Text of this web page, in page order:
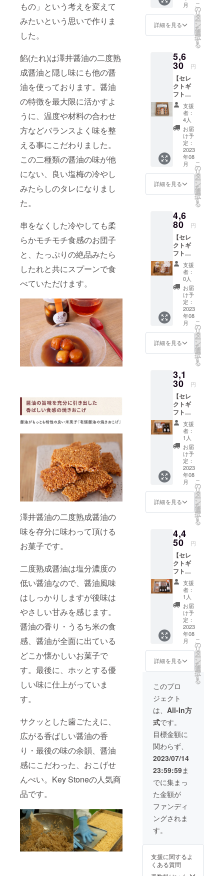
もの」という考えを変えて
みたいという思いで作りま
した。
餡(たれ)は澤井醤油の二度熟
成醤油と隠し味にも他の醤
油を使っております。醤油
の特徴を最大限に活かすよ
うに、温度や材料の合わせ
方などバランスよく味を整
える事にこだわりました。
この二種類の醤油の味が他
にない、良い塩梅の冷やし
みたらしのタレになりまし
た。
串をなくした冷やしても柔
らかモチモチ食感のお団子
と、たっぷりの絶品みたら
したれと共にスプーンで食
べていただけます。
澤井醤油の二度熟成醤油の
味を存分に味わって頂ける
お菓子です。
二度熟成醤油は塩分濃度の
低い醤油なので、醤油風味
はしっかりしますが後味は
やさしい甘みを感じます。
醤油の香り・うるち米の食
感、醤油が全面に出ている
どこか懐かしいお菓子で
す。最後に、ホッとする優
しい味に仕上がっていま
す。
サクッとした歯ごたえに、
広がる香ばしい醤油の香
り・最後の味の余韻、醤油
感にこだわった、おこげせ
んべい。Key Stoneの人気商
品です。
さい。
造工場
では海
卵、落
花生を
含む製
品と同
一ライ
ンで製
造して
いま
す。 ※
原材料
及び添
加物等
の食品
表示は
お届け
商品の
ラベル
に表記
されま
品開封
前には
必ずお
届けの
リター
ンに貼
付され
たラベ
ルや注
意書き
をご確
認くだ
さい。
期限：
製造日
日 保存
方法：
温多湿
をお避
けくだ
さい。
備考：
本品製
造工場
ではえ
び･落花
生を含
む製品
と同一
ライン
で製造
※原材料
及び添
の食品
表示は
お届け
商品の
ラベル
に表記
されま
す。 商
品開封
前には
必ずお
届けの
リター
ンに貼
付され
たラベ
ルや注
意書き
をご確
さい。
費税込
商品は
プロ
日から8
月末ま
でに順
次お届
け致し
ます。
※こちら
の商品
はクー
ル便で
の発送
になり
ます。
【商品
情報】
量：3個
賞味期
り4日
保存方
法：
【要冷
蔵】
10℃以
下で保
存 ※原
材料及
び添加
物等の
食品表
示はお
届け商
表記さ
れま
品開封
前には
必ずお
届けの
リター
ンに貼
付され
たラベ
ルや注
意書き
をご確
認くだ
さい。
す。
（送
料・消
プロ
ジェク
日から8
月末ま
でに順
次お届
け致し
ます。
※こちら
の商品
はクー
ル便で
の発送
になり
【商品
情報】
チュラ
ルチー
ズ 内容
量：75
ｇ 賞味
期限：
製造日
より90
日 保存
方法：
【要冷
蔵】
10℃以
下で保
存 ※原
び添加
物等の
届け商
品のラ
ベルに
表記さ
れま
す。 商
品開封
前には
必ずお
届けの
リター
ンに貼
付され
たラベ
をご確
認くだ
役にま
わり、
少し固
れをス
ナック
感覚で
味わっ
て頂け
る様な
軽い
タッチ
のあら
れを作
りまし
た。
（送
料・消
費税込
み） ※
商品は
日から8
月末ま
次お届
け致し
ます。
【商品
情報】
（玄米
甘し醤
油あら
れ・青
のりだ
し醤油
あら
豆だし
醤油あ
量：各
30ｇ（1
袋） 賞
味期
限：製
造日よ
り4ヶ月
保存方
法：直
射日
光、高
温多湿
をお避
けくだ
さい。
本品製
造工場
む製品
と同一
ライン
で製造
してい
ます。
※原材料
及び添
加物等
の食品
表示は
お届け
商品の
ラベル
す。 商
品開封
必ずお
届けの
リター
ンに貼
付され
たラベ
ルや注
意書き
をご確
認くだ
さい。
と…？
スッキ
リとし
たキャ
ラメル
トに変
身しま
す。食
感は滑
らかで
口どけ
が良
く、後
味が
スッキ
リとし
て口の
中に甘
さが残
りにく
いジェ
ラート
の相性
も抜群
です。
醬油の
相性の
良さは
米菓子
だけで
なく生
クリー
ムや牛
乳との
相性良
い事が
とても
わかる
スイー
食べて
いただ
おわか
りいた
だける
ので、
ぜひ一
度ご賞
味くだ
さい。
（送
料・消
費税込
み） ※
の商品
は冷凍
なりま
す。 ※
商品は
プロ
ジェク
ト終了
日から8
月末ま
でに順
次お届
け致し
ます。
【商品
情報】
種類
イスミ
ルク 内
104ml
無脂乳
固形
分：
9.6％ 乳
脂肪
分：
6.4％ 保
存方
法：
【要冷
凍】-18
℃以下
で保存
して下
さい ※
原材料
及び添
表示は
お届け
商品の
ラベル
月
詳細を見る
こ
の
リ
タ
ー
ン
を
選
択
す
る
5,6
30 円
【セレ
クトギ
フト
セット
A】
・冷や
しみた
らし
（きな
付） 6
個 ・醤
油 和ク
リーム
チー
ズ 2個
みたら
し 澤井
醤油の
二種類
の醤油
を贅沢
に使っ
たこだ
わりの
「冷や
しみた
らし」
は、冷
やして
も固く
ならな
い白玉
やして
も柔ら
かモチ
モチ食
感のお
団子に
絶品み
たらし
たれを
たっぷ
り付け
てお召
し上が
りいた
だけま
す。 ■
醤油 和
道産の
クリー
ズを、
二度熟
成醤油
に漬け
込みま
した。
チーズ
と醤油
の香り
がマッ
チした
絶品ク
チーズ
です。
おつま
ピッタ
リの一
す。
（送
料・消
費税込
み） ※
商品は
プロ
ジェク
ト終了
日から8
月末ま
でに順
次お届
※こちら
の商品
はクー
ル便で
支援
者：
4人
お届
け予
定：
2023
年08
月
詳細を見る
こ
の
リ
タ
ー
ン
を
選
択
す
る
4,6
80 円
【セレ
クトギ
フト
セット
B】
・醤油
クロ
ワッサ
ンパ
イ 3個
入×2袋
・メー
プル＆
バター
フィナ
ン
個 ・オ
レンジ
とチョ
コの
フィナ
ン
シェ 3
個入×2
袋 ・
ピッコ
ロドル
チェ
アップ
ル＆パ
イン
味 4個
・ピッ
ゴー＆
ライチ
味 4個
■醤油ク
ロワッ
サンパ
イ バ
ター
シュ
ガーの
上にみ
たらし
の餡(た
れ)を
コー
ティン
グした
ンの形
一口サ
イズの
パイで
す。 パ
リッと
した食
感、醤
油の香
油とバ
ター・
砂糖と
のバラ
ンスが
絶妙な
クロ
です。
（送
料・消
費税込
支援
者：
0人
お届
け予
定：
2023
年08
月
詳細を見る
こ
の
リ
タ
ー
ン
を
選
択
す
る
3,1
30 円
【セレ
クトギ
フト
セット
C】
・老舗
醤油の
焼きお
こげ 2
袋 ・二
度熟成
醤油
100ml
1本
・京さ
しみ醤
100ml
1本 ■
老舗醤
油の焼
きおこ
げ 醤油
の旨味
を充分
に引き
出した
香ばし
い食感
の焼き
おこげ
です。
塩分濃
度の低
ていま
すの
で、醤
油風味
はしっ
かりし
ますが
後味は
やさし
い甘み
を感じ
ます。
醤油の
香り・
うるち
米の食
感、醤
油が全
どこか
いお菓
子で
支援
者：
1人
お届
け予
定：
2023
年08
月
詳細を見る
こ
の
リ
タ
ー
ン
を
選
択
す
る
4,4
50 円
【セレ
クトギ
フト
セット
D】
・老舗
醤油の
焼きお
こげ 2
袋 ・醤
油クロ
ワッサ
ンパ
イ 3個
入×1袋
・二度
熟成醤
油
100ml
1本
・京さ
しみ醤
油
100ml
1本
・京淡
口醤油
100ml
1本
・だし
わり
しょう
ゆ
300ml
油の焼
げ 醤油
の旨味
支援
者：
1人
お届
け予
定：
2023
年08
月
詳細を見る
こ
の
リ
タ
ー
ン
を
選
択
す
る
このプロ
ジェクト
は、 All-In方
式です。
目標金額に
関わらず、
2023/07/14
23:59:59ま
でに集まっ
た金額が
ファンディ
ングされま
す。
支援に関するよ
くある質問